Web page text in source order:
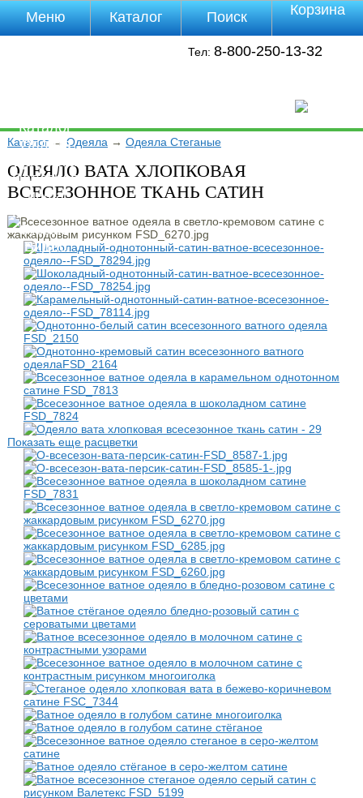
Тел: 8-800-250-13-32
Каталог→ Одеяла → Одеяла Стеганые
ОДЕЯЛО ВАТА ХЛОПКОВАЯ
ВСЕСЕЗОННОЕ ТКАНЬ САТИН
Показать еще расцветки
Меню
Каталог
Оплата
Доставка
Полезная
инфа
Магазины
Отзывы
Видео
Каталог Поиск Корзина